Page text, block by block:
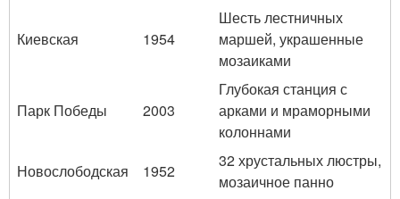
Киевская 1954
Шесть лестничных
маршей, украшенные
мозаиками
Парк Победы 2003
Глубокая станция с
арками и мраморными
колоннами
Новослободская
1952
32 хрустальных люстры,
мозаичное панно